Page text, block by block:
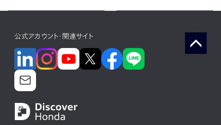
公式アカウント・関連サイト